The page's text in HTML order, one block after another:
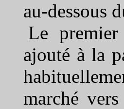
au-dessous
Le
ajouté à la
marché